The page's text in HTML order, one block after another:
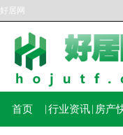
好居网
首页 行业资讯 房产